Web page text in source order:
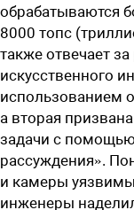
обрабатываются
8000 топс
также отвечает
искусственного
использованием
а вторая
задачи с
рассуждения».
и камеры
инженеры